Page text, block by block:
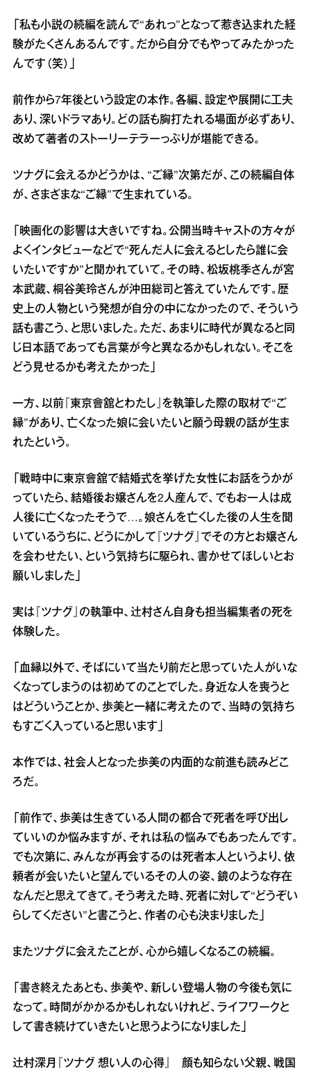
「私も小説の続編を読んで“あれっ”となって惹き込まれた経
験がたくさんあるんです。だから自分でもやってみたかった
んです（笑）」
前作から7年後という設定の本作。各編、設定や展開に工夫
あり、深いドラマあり。どの話も胸打たれる場面が必ずあり、
改めて著者のストーリーテラーっぷりが堪能できる。
ツナグに会えるかどうかは、“ご縁”次第だが、この続編自体
が、さまざまな“ご縁”で生まれている。
「映画化の影響は大きいですね。公開当時キャストの方々が
よくインタビューなどで“死んだ人に会えるとしたら誰に会
いたいですか”と聞かれていて。その時、松坂桃季さんが宮
本武蔵、桐谷美玲さんが沖田総司と答えていたんです。歴
史上の人物という発想が自分の中になかったので、そういう
話も書こう、と思いました。ただ、あまりに時代が異なると同
じ日本語であっても言葉が今と異なるかもしれない。そこを
どう見せるかも考えたかった」
一方、以前『東京會舘とわたし』を執筆した際の取材で“ご
縁”があり、亡くなった娘に会いたいと願う母親の話が生ま
れたという。
「戦時中に東京會舘で結婚式を挙げた女性にお話をうかが
っていたら、結婚後お嬢さんを2人産んで、でもお一人は成
人後に亡くなったそうで…。娘さんを亡くした後の人生を聞
いているうちに、どうにかして『ツナグ』でその方とお嬢さん
を会わせたい、という気持ちに駆られ、書かせてほしいとお
願いしました」
実は『ツナグ』の執筆中、辻村さん自身も担当編集者の死を
体験した。
「血縁以外で、そばにいて当たり前だと思っていた人がいな
くなってしまうのは初めてのことでした。身近な人を喪うと
はどういうことか、歩美と一緒に考えたので、当時の気持ち
もすごく入っていると思います」
本作では、社会人となった歩美の内面的な前進も読みどこ
ろだ。
「前作で、歩美は生きている人間の都合で死者を呼び出し
ていいのか悩みますが、それは私の悩みでもあったんです。
でも次第に、みんなが再会するのは死者本人というより、依
頼者が会いたいと望んでいるその人の姿、鏡のような存在
なんだと思えてきて。そう考えた時、死者に対して“どうぞい
らしてください”と書こうと、作者の心も決まりました」
またツナグに会えたことが、心から嬉しくなるこの続編。
「書き終えたあとも、歩美や、新しい登場人物の今後も気に
なって。時間がかかるかもしれないけれど、ライフワークと
して書き続けていきたいと思うようになりました」
辻村深月『ツナグ 想い人の心得』 顔も知らない父親、戦国